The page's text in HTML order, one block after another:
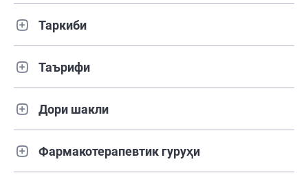
Таркиби
Таърифи
Дори шакли
Фармакотерапевтик гуруҳи